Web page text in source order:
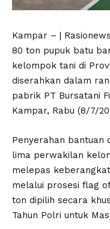
Kampar – |
80 ton pupuk batu
kelompok tani di
diserahkan dalam
pabrik PT Bursatani
Kampar, Rabu (8/7/
Penyerahan bantuan
lima perwakilan
melepas
melalui prosesi flag
ton dipilih secara
Tahun Polri untuk